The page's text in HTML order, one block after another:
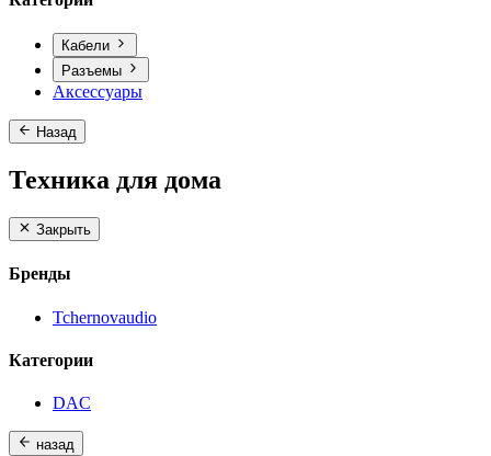
Кабели
Разъемы
Аксессуары
Назад
Техника для дома
Закрыть
Бренды
Tchernovaudio
Категории
DAC
назад